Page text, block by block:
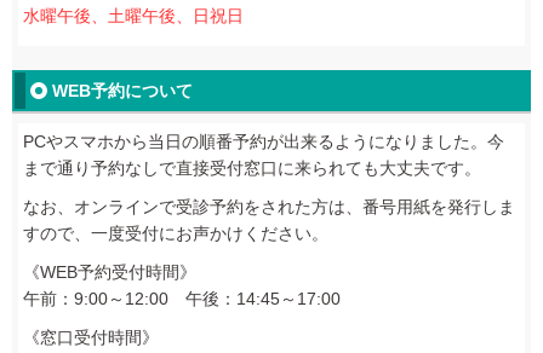
水曜午後、土曜午後、日祝日
WEB予約について
PCやスマホから当日の順番予約が出来るようになりました。今
まで通り予約なしで直接受付窓口に来られても大丈夫です。
なお、オンラインで受診予約をされた方は、番号用紙を発行しま
すので、一度受付にお声かけください。
《WEB予約受付時間》
午前：9:00～12:00 午後：14:45～17:00
《窓口受付時間》